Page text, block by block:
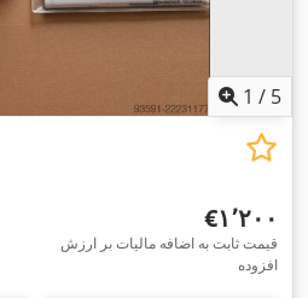
1 / 5
‎€۱٬۲۰۰
قیمت ثابت به اضافه مالیات بر ارزش
افزوده